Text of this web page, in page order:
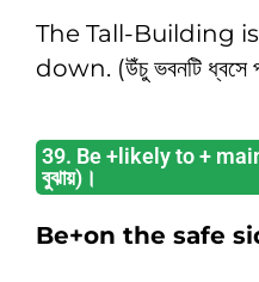
The Tall-Building
down. (উঁচু ভবনটি ধ্বসে
39. Be +likely to + main
বুঝায়)।
Be+on the safe side